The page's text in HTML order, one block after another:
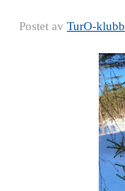
Postet av TurO-